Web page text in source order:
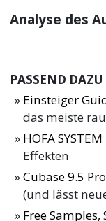
Analyse des
PASSEND DAZU
Einsteiger
das meiste
HOFA
Effekten
Cubase 9.5
(und lässt
Free